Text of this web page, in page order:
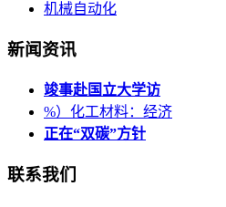
机械自动化
新闻资讯
竣事赴国立大学访
%）化工材料：经济
正在“双碳”方针
联系我们